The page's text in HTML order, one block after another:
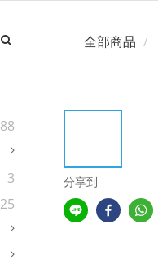
88
3
25
全部商品
分享到